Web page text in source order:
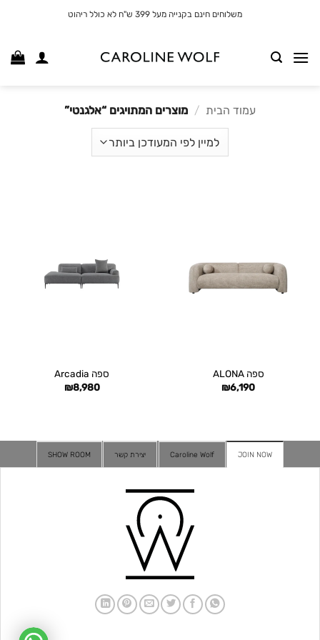
משלוחים חינם בקנייה מעל 399 ש"ח לא כולל ריהוט
עמוד הבית / מוצרים המתויגים “אלגנטי”
ספה ALONA
₪6,190
ספה Arcadia
₪8,980
JOIN NOW
Caroline Wolf יצירת קשר SHOW ROOM